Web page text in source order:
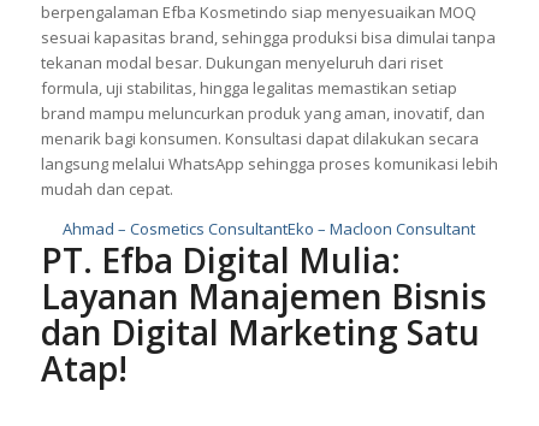
berpengalaman Efba Kosmetindo siap menyesuaikan MOQ
sesuai kapasitas brand, sehingga produksi bisa dimulai tanpa
tekanan modal besar. Dukungan menyeluruh dari riset
formula, uji stabilitas, hingga legalitas memastikan setiap
brand mampu meluncurkan produk yang aman, inovatif, dan
menarik bagi konsumen. Konsultasi dapat dilakukan secara
langsung melalui WhatsApp sehingga proses komunikasi lebih
mudah dan cepat.
Ahmad – Cosmetics ConsultantEko – Macloon Consultant
PT. Efba Digital Mulia:
Layanan Manajemen Bisnis
dan Digital Marketing Satu
Atap!